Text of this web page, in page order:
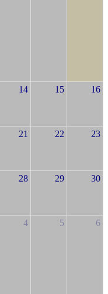
14 15 16
21 22 23
28 29 30
4 5 6